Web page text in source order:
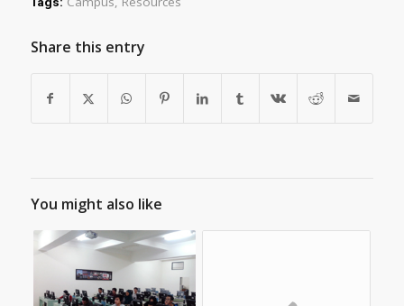
Share this entry
You might also like